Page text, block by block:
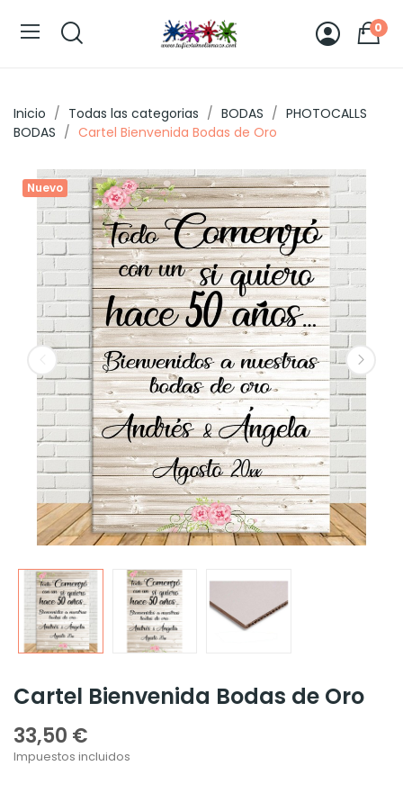
0
Inicio Todas las categorias BODAS
PHOTOCALLS
BODAS
Cartel Bienvenida Bodas de Oro
Nuevo
Cartel Bienvenida Bodas de Oro
33,50 €
Impuestos incluidos